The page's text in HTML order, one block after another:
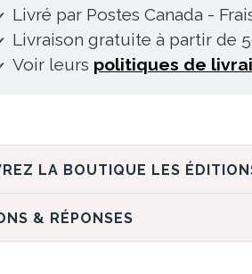
Livré par Postes Canada -
Livraison gratuite à partir de
Voir leurs politiques de
DÉCOUVREZ LA
& RÉPONSES